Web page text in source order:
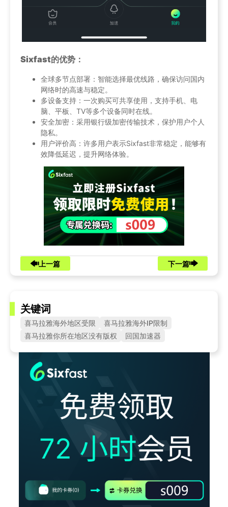
Sixfast的优势：
全球多节点部署：智能选择最优线路，确保访问国内
网络时的高速与稳定。
多设备支持：一次购买可共享使用，支持手机、电
脑、平板、TV等多个设备同时在线。
安全加密：采用银行级加密传输技术，保护用户个人
隐私。
用户评价高：许多用户表示Sixfast非常稳定，能够有
效降低延迟，提升网络体验。
上一篇 下一篇
关键词
喜马拉雅海外地区受限
喜马拉雅海外IP限制
喜马拉雅你所在地区没有版权
回国加速器